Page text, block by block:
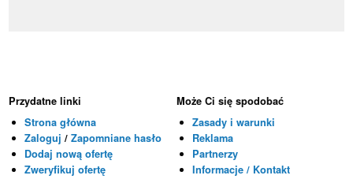
Przydatne linki
Strona główna
Zaloguj /Zapomniane hasło
Dodaj nową ofertę
Zweryfikuj ofertę
Może Ci się spodobać
Zasady i warunki
Reklama
Partnerzy
Informacje / Kontakt